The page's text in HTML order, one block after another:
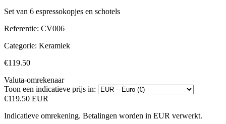
Set van 6 espressokopjes en schotels
Referentie: CV006
Categorie: Keramiek
€119.50
Valuta-omrekenaar
Toon een indicatieve prijs in:
€119.50 EUR
Indicatieve omrekening. Betalingen worden in EUR verwerkt.